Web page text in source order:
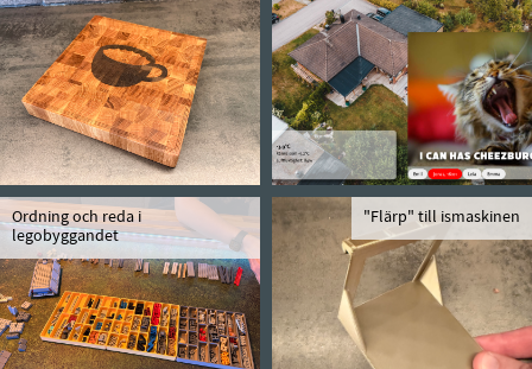
Ordning och reda i
legobyggandet
"Flärp" till ismaskinen